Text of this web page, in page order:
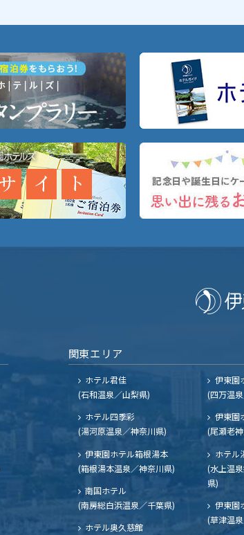
関東エリア
ホテル君佳
(石和温泉／山梨県)
ホテル四季彩
(湯河原温泉／神奈川県)
伊東園ホテル箱根湯本
(箱根湯本温泉／神奈川県)
南国ホテル
(南房総白浜温泉／千葉県)
ホテル奥久慈館
伊東園
(四万温
伊東園
(尾瀬老
ホテル
(水上温
県)
伊東園
(草津温